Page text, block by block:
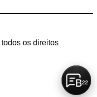
todos os direitos